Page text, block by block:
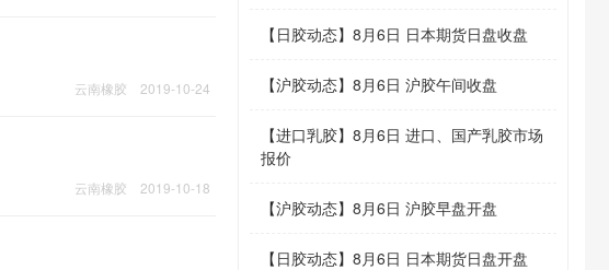
云南橡胶 2019-10-24
云南橡胶 2019-10-18
【 日胶动态】 8月6日 日本期货日盘收盘
【沪胶动态】 8月6日 沪胶午间收盘
【进口乳胶】 8月6日 进口、国产乳胶市场
报价
【沪胶动态】 8月6日 沪胶早盘开盘
【 日胶动态】 8月6日 日本期货日盘开盘